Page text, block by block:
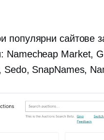
популярни сайтове
Namecheap Market,
Sedo, SnapNames,